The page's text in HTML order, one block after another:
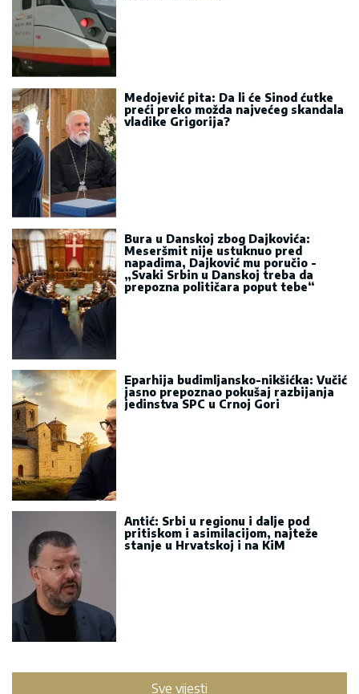
Medojević pita: Da li će Sinod ćutke
preći preko možda najvećeg skandala
vladike Grigorija?
Bura u Danskoj zbog Dajkovića:
Meseršmit nije ustuknuo pred
napadima, Dajković mu poručio -
„Svaki Srbin u Danskoj treba da
prepozna političara poput tebe“
Eparhija budimljansko-nikšićka: Vučić
jasno prepoznao pokušaj razbijanja
jedinstva SPC u Crnoj Gori
Antić: Srbi u regionu i dalje pod
pritiskom i asimilacijom, najteže
stanje u Hrvatskoj i na KiM
Sve vijesti